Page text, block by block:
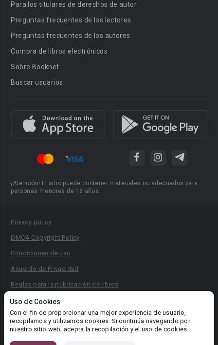
Uso de Cookies
Con el fin de proporcionar una mejor experiencia de usuario,
recopilamos y utilizamos cookies. Si continúa navegando por
nuestro sitio web, acepta la recopilación y el uso de cookies.
Para los titulares de derechos de autor
Preguntas frecuentes de los lectores
Preguntas frecuentes de los autores
Compra de libros electrónicos
Sobre Booknet
Buscar usuarios
¡Atención! El sitio puede contener materiales no adecuados para
personas menores de 18 años.
Privacy policy
DMCA Copyright Policy
Condiciones de uso
Acuerdo de Privacidad
Reglas para la publicación de libros
Área RR.PP.: pr@booknet.com
© 2026 Booknet. Todos los derechos reservados.